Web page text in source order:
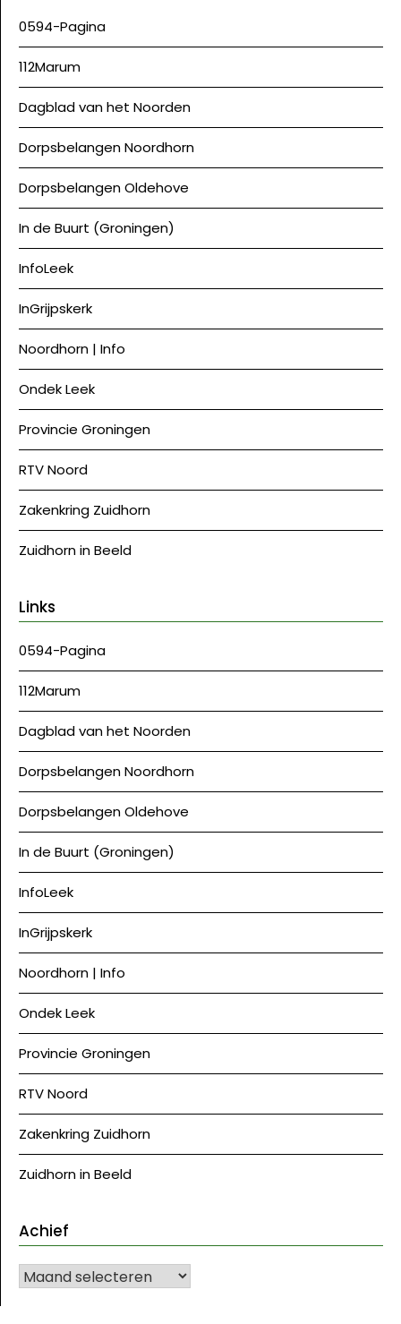
0594-Pagina
112Marum
Dagblad van het Noorden
Dorpsbelangen Noordhorn
Dorpsbelangen Oldehove
In de Buurt (Groningen)
InfoLeek
InGrijpskerk
Noordhorn | Info
Ondek Leek
Provincie Groningen
RTV Noord
Zakenkring Zuidhorn
Zuidhorn in Beeld
Links
0594-Pagina
112Marum
Dagblad van het Noorden
Dorpsbelangen Noordhorn
Dorpsbelangen Oldehove
In de Buurt (Groningen)
InfoLeek
InGrijpskerk
Noordhorn | Info
Ondek Leek
Provincie Groningen
RTV Noord
Zakenkring Zuidhorn
Zuidhorn in Beeld
Achief
Achief